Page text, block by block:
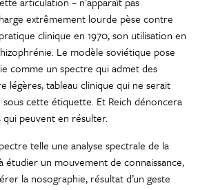
extrêmement lourde pèse contre
clinique en 1970, son utilisation en
Le modèle soviétique pose
comme un spectre qui admet des
légères, tableau clinique qui ne serait
cette étiquette. Et Reich dénoncera
peuvent en résulter.
telle une analyse spectrale de la
étudier un mouvement de connaissance,
la nosographie, résultat d’un geste